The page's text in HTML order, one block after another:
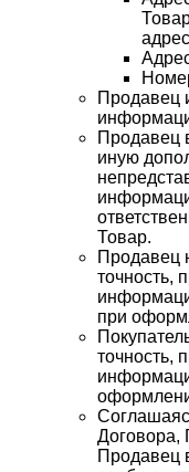
Продавец
Продавец
иную
Товар.
Продавец
точность,
при
точность,
Договора,
Продавец